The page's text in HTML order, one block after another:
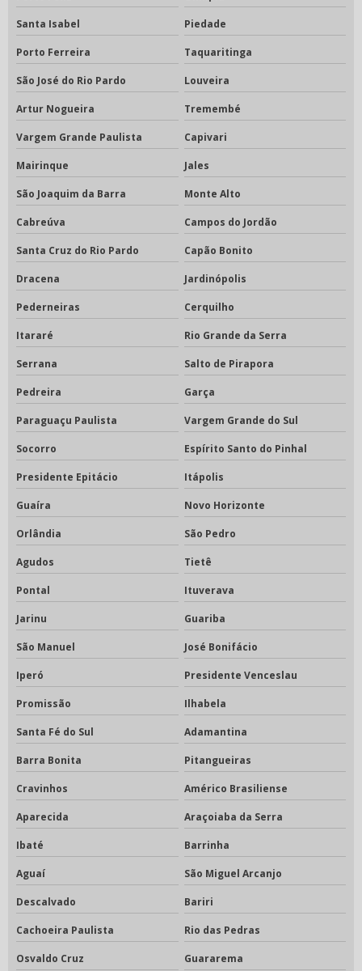
Santa Isabel Piedade
Porto Ferreira Taquaritinga
São José do Rio Pardo Louveira
Artur Nogueira Tremembé
Vargem Grande Paulista Capivari
Mairinque Jales
São Joaquim da Barra Monte Alto
Cabreúva Campos do Jordão
Santa Cruz do Rio Pardo Capão Bonito
Dracena Jardinópolis
Pederneiras Cerquilho
Itararé Rio Grande da Serra
Serrana Salto de Pirapora
Pedreira Garça
Paraguaçu Paulista Vargem Grande do Sul
Socorro Espírito Santo do Pinhal
Presidente Epitácio Itápolis
Guaíra Novo Horizonte
Orlândia São Pedro
Agudos Tietê
Pontal Ituverava
Jarinu Guariba
São Manuel José Bonifácio
Iperó Presidente Venceslau
Promissão Ilhabela
Santa Fé do Sul Adamantina
Barra Bonita Pitangueiras
Cravinhos Américo Brasiliense
Aparecida Araçoiaba da Serra
Ibaté Barrinha
Aguaí São Miguel Arcanjo
Descalvado Bariri
Cachoeira Paulista Rio das Pedras
Osvaldo Cruz Guararema